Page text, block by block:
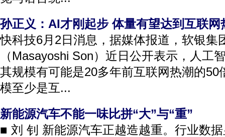
孙正义：AI才刚起步 体量有望达到互联网
快科技6月2日消息，据媒体报道，软银集
（Masayoshi Son）近日公开表示，人工
其规模有可能是20多年前互联网热潮的50
模至少是互...
新能源汽车不能一味比拼“大”与“重”
■ 刘 钊 新能源汽车正越造越重。行业数